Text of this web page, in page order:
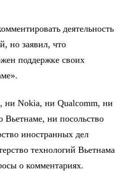
деятельность
но заявил, что
поддержке своих
Nokia, ни Qualcomm, ни
ни посольство
иностранных дел
технологий Вьетнама
о комментариях.